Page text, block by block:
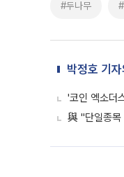
#두나무
박정호 기
'코인 엑소더
與 "단일종목